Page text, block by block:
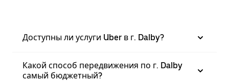
Доступны ли услуги Uber в г. Dalby?
Какой способ передвижения по г. Dalby
самый бюджетный?